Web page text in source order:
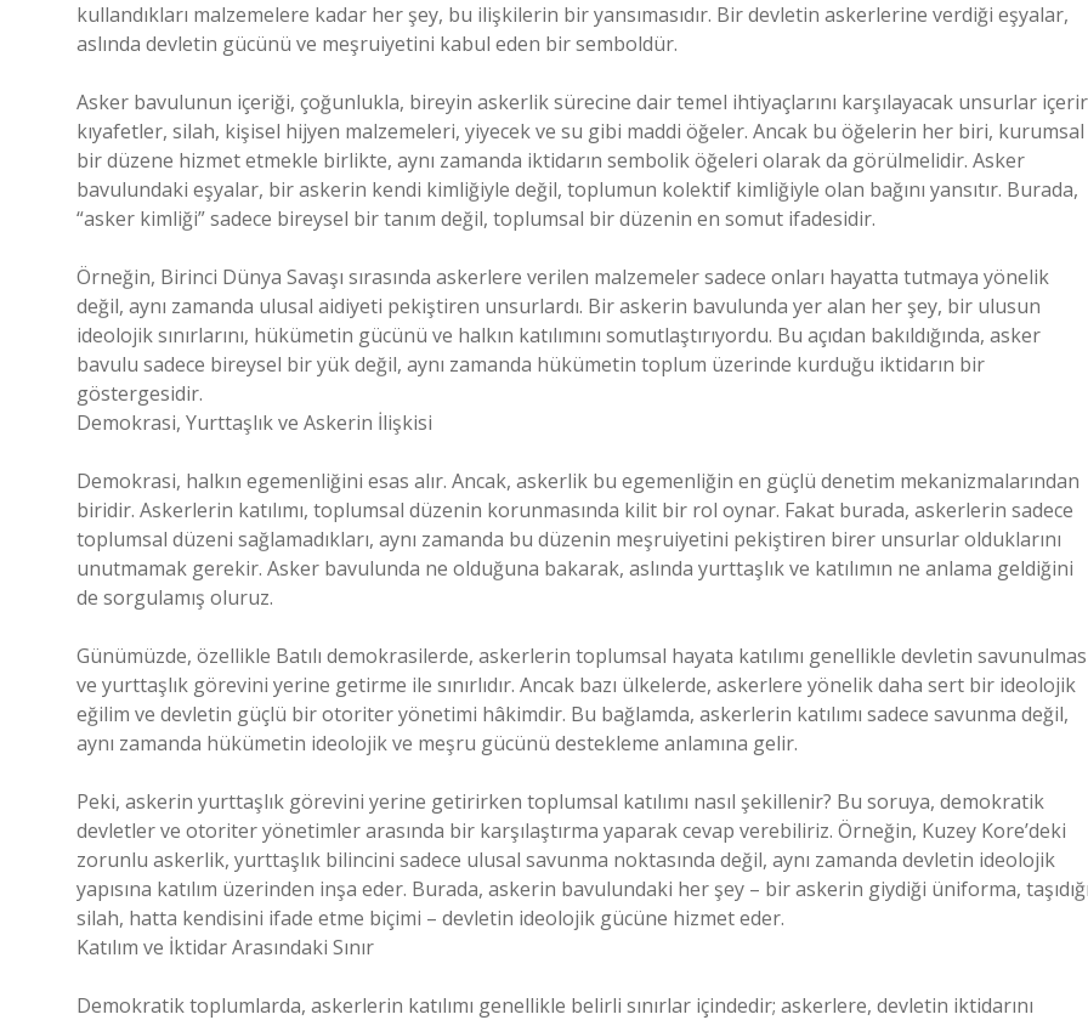
kullandıkları malzemelere kadar her şey, bu ilişkilerin bir yansımasıdır. Bir devletin askerlerine verdiği eşyalar,
aslında devletin gücünü ve meşruiyetini kabul eden bir semboldür.
Asker bavulunun içeriği, çoğunlukla, bireyin askerlik sürecine dair temel ihtiyaçlarını karşılayacak unsurlar
kıyafetler, silah, kişisel hijyen malzemeleri, yiyecek ve su gibi maddi öğeler. Ancak bu öğelerin her biri, kurumsal
bir düzene hizmet etmekle birlikte, aynı zamanda iktidarın sembolik öğeleri olarak da görülmelidir. Asker
bavulundaki eşyalar, bir askerin kendi kimliğiyle değil, toplumun kolektif kimliğiyle olan bağını yansıtır. Burada,
“asker kimliği” sadece bireysel bir tanım değil, toplumsal bir düzenin en somut ifadesidir.
Örneğin, Birinci Dünya Savaşı sırasında askerlere verilen malzemeler sadece onları hayatta tutmaya yönelik
değil, aynı zamanda ulusal aidiyeti pekiştiren unsurlardı. Bir askerin bavulunda yer alan her şey, bir ulusun
ideolojik sınırlarını, hükümetin gücünü ve halkın katılımını somutlaştırıyordu. Bu açıdan bakıldığında, asker
bavulu sadece bireysel bir yük değil, aynı zamanda hükümetin toplum üzerinde kurduğu iktidarın bir
göstergesidir.
Demokrasi, Yurttaşlık ve Askerin İlişkisi
Demokrasi, halkın egemenliğini esas alır. Ancak, askerlik bu egemenliğin en güçlü denetim mekanizmalarından
biridir. Askerlerin katılımı, toplumsal düzenin korunmasında kilit bir rol oynar. Fakat burada, askerlerin sadece
toplumsal düzeni sağlamadıkları, aynı zamanda bu düzenin meşruiyetini pekiştiren birer unsurlar olduklarını
unutmamak gerekir. Asker bavulunda ne olduğuna bakarak, aslında yurttaşlık ve katılımın ne anlama geldiğini
de sorgulamış oluruz.
Günümüzde, özellikle Batılı demokrasilerde, askerlerin toplumsal hayata katılımı genellikle devletin
ve yurttaşlık görevini yerine getirme ile sınırlıdır. Ancak bazı ülkelerde, askerlere yönelik daha sert bir ideolojik
eğilim ve devletin güçlü bir otoriter yönetimi hâkimdir. Bu bağlamda, askerlerin katılımı sadece savunma değil,
aynı zamanda hükümetin ideolojik ve meşru gücünü destekleme anlamına gelir.
Peki, askerin yurttaşlık görevini yerine getirirken toplumsal katılımı nasıl şekillenir? Bu soruya, demokratik
devletler ve otoriter yönetimler arasında bir karşılaştırma yaparak cevap verebiliriz. Örneğin, Kuzey Kore’deki
zorunlu askerlik, yurttaşlık bilincini sadece ulusal savunma noktasında değil, aynı zamanda devletin ideolojik
yapısına katılım üzerinden inşa eder. Burada, askerin bavulundaki her şey – bir askerin giydiği üniforma,
silah, hatta kendisini ifade etme biçimi – devletin ideolojik gücüne hizmet eder.
Katılım ve İktidar Arasındaki Sınır
Demokratik toplumlarda, askerlerin katılımı genellikle belirli sınırlar içindedir; askerlere, devletin iktidarını